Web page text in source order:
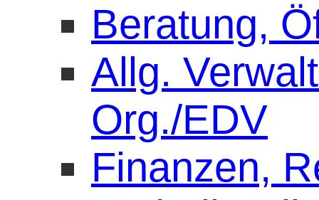
Beratung,
Allg.
Org./EDV
Finanzen,